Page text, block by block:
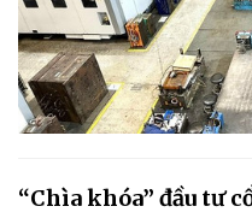
“Chìa khóa” đầu tư